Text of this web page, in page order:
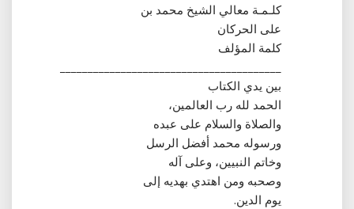
كلـمـة معالي الشيخ محمد بن
على الحركان
كلمة المؤلف
بين يدي الكتاب
الحمد لله رب العالمين،
والصلاة والسلام على عبده
ورسوله محمد أفضل الرسل
وخاتم النبيين، وعلى آله
وصحبه ومن اهتدي بهديه إلى
يوم الدين‏.‏